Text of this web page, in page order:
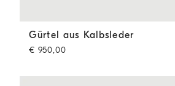
Gürtel aus Kalbsleder Rotbraun
Gürtel aus Kalbsleder
€ 950,00